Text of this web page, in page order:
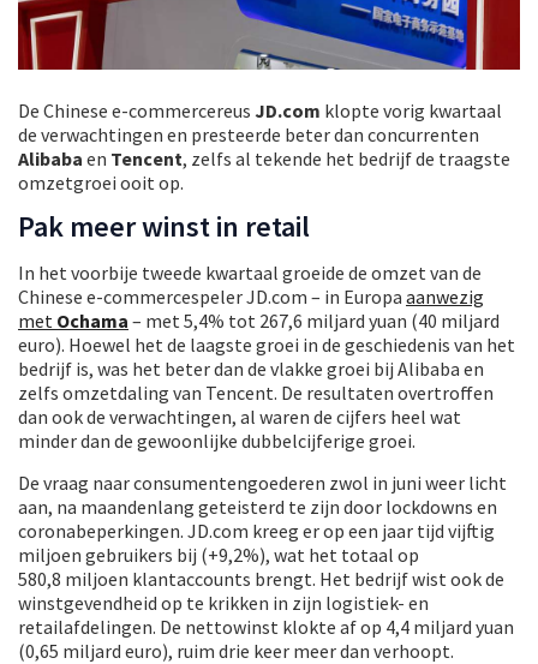
De Chinese e-commercereus JD.com klopte vorig kwartaal
de verwachtingen en presteerde beter dan concurrenten
Alibaba en Tencent, zelfs al tekende het bedrijf de traagste
omzetgroei ooit op.
Pak meer winst in retail
In het voorbije tweede kwartaal groeide de omzet van de
Chinese e-commercespeler JD.com – in Europa aanwezig
met Ochama – met 5,4% tot 267,6 miljard yuan (40 miljard
euro). Hoewel het de laagste groei in de geschiedenis van het
bedrijf is, was het beter dan de vlakke groei bij Alibaba en
zelfs omzetdaling van Tencent. De resultaten overtroffen
dan ook de verwachtingen, al waren de cijfers heel wat
minder dan de gewoonlijke dubbelcijferige groei.
De vraag naar consumentengoederen zwol in juni weer licht
aan, na maandenlang geteisterd te zijn door lockdowns en
coronabeperkingen. JD.com kreeg er op een jaar tijd vijftig
miljoen gebruikers bij (+9,2%), wat het totaal op
580,8 miljoen klantaccounts brengt. Het bedrijf wist ook de
winstgevendheid op te krikken in zijn logistiek- en
retailafdelingen. De nettowinst klokte af op 4,4 miljard yuan
(0,65 miljard euro), ruim drie keer meer dan verhoopt.